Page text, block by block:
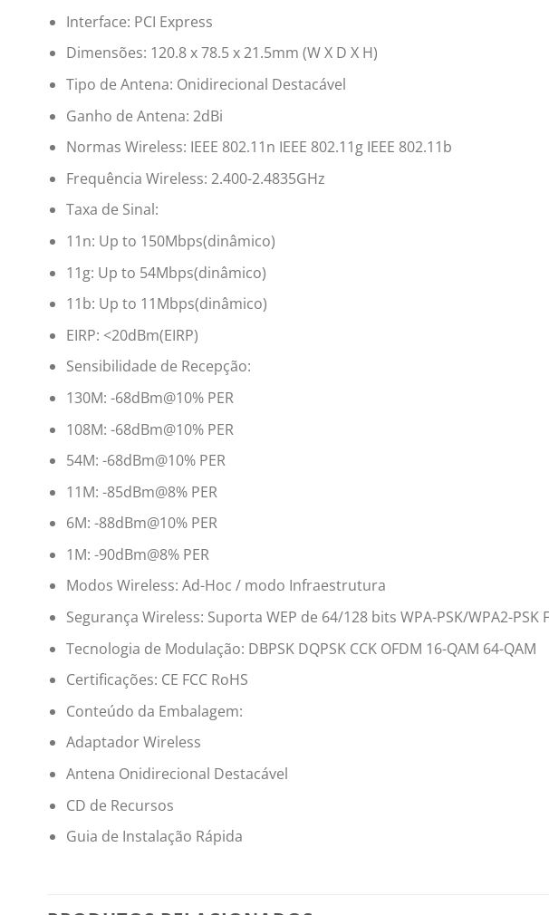
Interface: PCI Express
Dimensões: 120.8 x 78.5 x 21.5mm (W X D X H)
Tipo de Antena: Onidirecional Destacável
Ganho de Antena: 2dBi
Normas Wireless: IEEE 802.11n IEEE 802.11g IEEE 802.11b
Frequência Wireless: 2.400-2.4835GHz
Taxa de Sinal:
11n: Up to 150Mbps(dinâmico)
11g: Up to 54Mbps(dinâmico)
11b: Up to 11Mbps(dinâmico)
EIRP: <20dBm(EIRP)
Sensibilidade de Recepção:
130M: -68dBm@10% PER
108M: -68dBm@10% PER
54M: -68dBm@10% PER
11M: -85dBm@8% PER
6M: -88dBm@10% PER
1M: -90dBm@8% PER
Modos Wireless: Ad-Hoc / modo Infraestrutura
Segurança Wireless: Suporta WEP de 64/128 bits WPA-PSK/WPA2-PSK
Tecnologia de Modulação: DBPSK DQPSK CCK OFDM 16-QAM 64-QAM
Certificações: CE FCC RoHS
Conteúdo da Embalagem:
Adaptador Wireless
Antena Onidirecional Destacável
CD de Recursos
Guia de Instalação Rápida